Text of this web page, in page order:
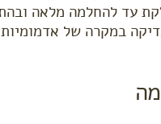
עד להחלמה מלאה
במקרה של